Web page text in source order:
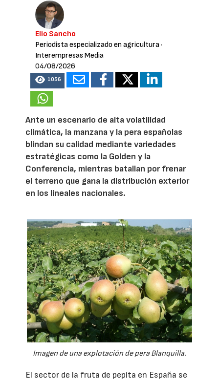
Elio Sancho
Periodista especializado en agricultura·
Interempresas Media
04/08/2026
1056
Ante un escenario de alta volatilidad
climática, la manzana y la pera españolas
blindan su calidad mediante variedades
estratégicas como la Golden y la
Conferencia, mientras batallan por frenar
el terreno que gana la distribución exterior
en los lineales nacionales.
Imagen de una explotación de pera Blanquilla.
El sector de la fruta de pepita en España se